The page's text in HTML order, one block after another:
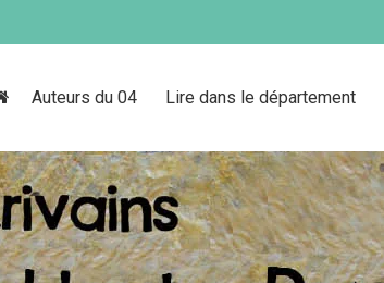
Auteurs du 04 Lire dans le département